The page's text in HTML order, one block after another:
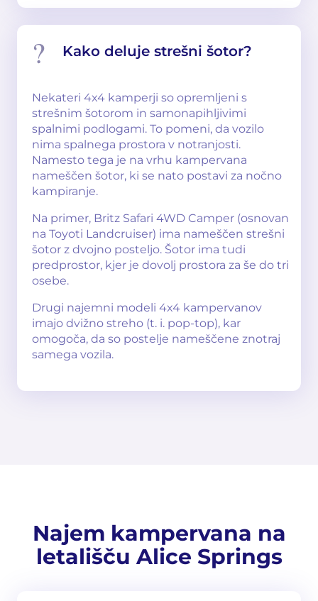
Kako deluje strešni šotor?
Nekateri 4x4 kamperji so opremljeni s
strešnim šotorom in samonapihljivimi
spalnimi podlogami. To pomeni, da vozilo
nima spalnega prostora v notranjosti.
Namesto tega je na vrhu kampervana
nameščen šotor, ki se nato postavi za nočno
kampiranje.
Na primer, Britz Safari 4WD Camper (osnovan
na Toyoti Landcruiser) ima nameščen strešni
šotor z dvojno posteljo. Šotor ima tudi
predprostor, kjer je dovolj prostora za še do tri
osebe.
Drugi najemni modeli 4x4 kampervanov
imajo dvižno streho (t. i. pop-top), kar
omogoča, da so postelje nameščene znotraj
samega vozila.
Najem kampervana na
letališču Alice Springs